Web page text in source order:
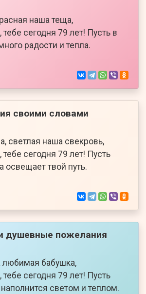
наша теща,
сегодня 79 лет! Пусть в
радости и тепла.
своими словами
светлая наша свекровь,
сегодня 79 лет! Пусть
освещает твой путь.
душевные пожелания
бабушка,
сегодня 79 лет! Пусть
светом и теплом.